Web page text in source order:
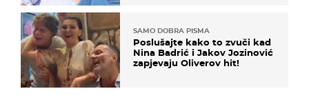
SAMO DOBRA PISMA
Poslušajte kako to zvuči kad
Nina Badrić i Jakov Jozinović
zapjevaju Oliverov hit!